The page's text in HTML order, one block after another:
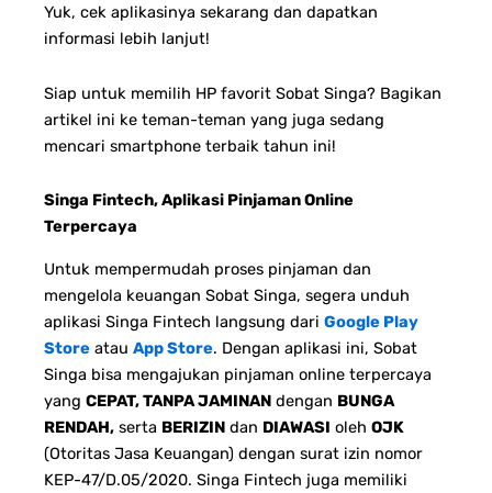
Yuk, cek aplikasinya sekarang dan dapatkan
informasi lebih lanjut!
Siap untuk memilih HP favorit Sobat Singa? Bagikan
artikel ini ke teman-teman yang juga sedang
mencari smartphone terbaik tahun ini!
Singa Fintech, Aplikasi Pinjaman Online
Terpercaya
Untuk mempermudah proses pinjaman dan
mengelola keuangan Sobat Singa, segera unduh
aplikasi Singa Fintech langsung dari Google Play
Store atau App Store. Dengan aplikasi ini, Sobat
Singa bisa mengajukan pinjaman online terpercaya
yang CEPAT, TANPA JAMINAN dengan BUNGA
RENDAH, serta BERIZIN dan DIAWASI oleh OJK
(Otoritas Jasa Keuangan) dengan surat izin nomor
KEP-47/D.05/2020. Singa Fintech juga memiliki